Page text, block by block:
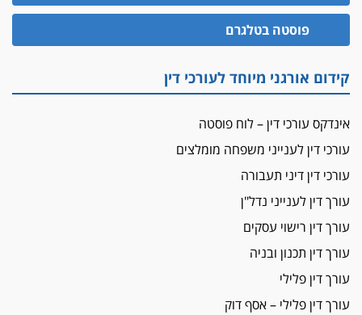
פוסטה בטלגרם
קידום אורגני מיוחד לעורכי דין
אינדקס עורכי דין – לוח פוסטה
עורכי דין לענייני משפחה מומלצים
עורכי דין דיני תעבורה
עורך דין לענייני נדל"ן
עורך דין רישוי עסקים
עורך דין תכנון ובניה
עורך דין פלילי
עורך דין פלילי – אסף דוק